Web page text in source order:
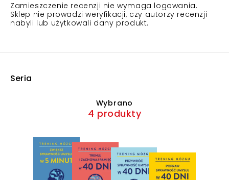
Zamieszczenie recenzji nie wymaga logowania.
Sklep nie prowadzi weryfikacji, czy autorzy recenzji
nabyli lub użytkowali dany produkt.
Seria
Wybrano
4 produkty